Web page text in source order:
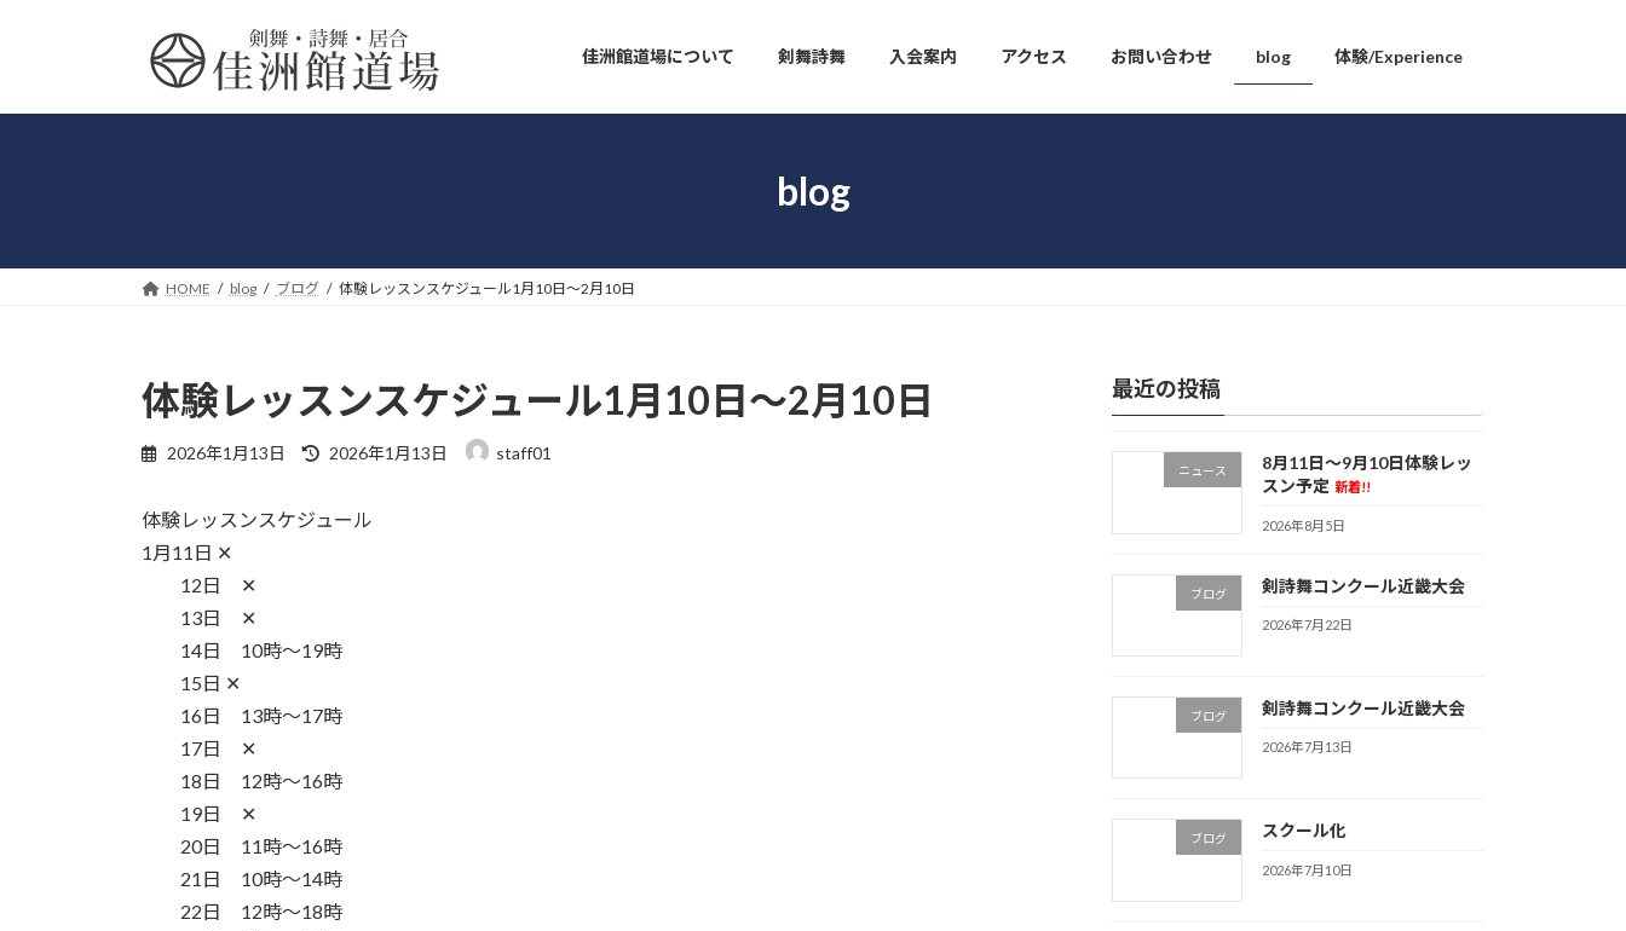
プ
動
佳洲館道場について 剣舞詩舞 入会案内 アクセス お問い合わせ blog 体験/Experience
blog
HOME blog ブログ 体験レッスンスケジュール1月10日〜2月10日
体験レッスンスケジュール1月10日〜2月10日
2026年1月13日
最
新
2026年1月13日 staff01
体験レッスンスケジュール
1月11日 ✕
12日 ✕
13日 ✕
14日 10時〜19時
15日 ✕
16日 13時〜17時
17日 ✕
18日 12時〜16時
19日 ✕
20日 11時〜16時
21日 10時〜14時
22日 12時〜18時
最近の投稿
ニュース
8月11日〜9月10日体験レッ
スン予定 新着!!
2026年8月5日
ブログ 剣詩舞コンクール近畿大会
2026年7月22日
ブログ 剣詩舞コンクール近畿大会
2026年7月13日
ブログ スクール化
2026年7月10日